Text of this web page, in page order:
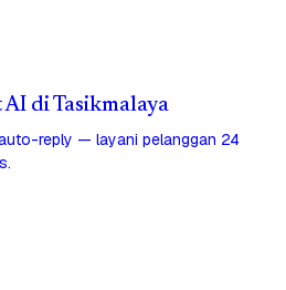
di Tasikmalaya
reply — layani pelanggan 24